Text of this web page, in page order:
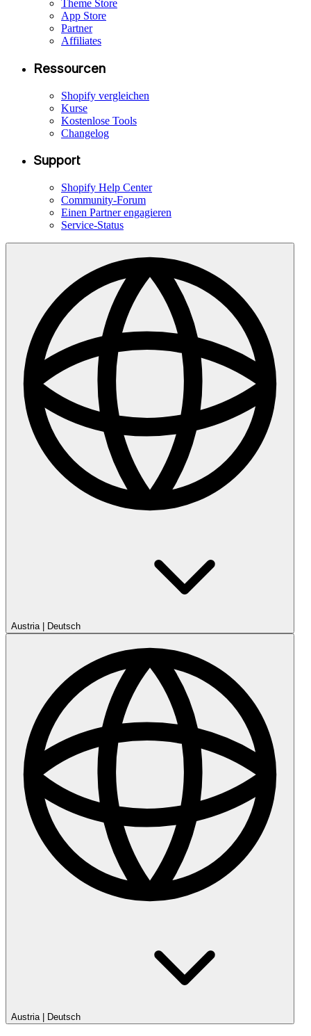
Theme Store
App Store
Partner
Affiliates
Ressourcen
Shopify vergleichen
Kurse
Kostenlose Tools
Changelog
Support
Shopify Help Center
Community-Forum
Einen Partner engagieren
Service-Status
Austria| Deutsch
Austria| Deutsch